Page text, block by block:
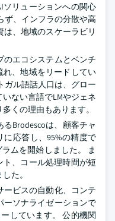
リューションへの関心
ず、インフラの分散や高
、地域のスケーラビリ
のエコシステムとベンチ
れ、地域をリードしてい
ガル語話人口は、グロー
ない言語でLMやジェネ
くの理由もあります。
Brodescoは、顧客チャ
に応答し、95%の精度で
ムを開始しました。 ま
、コール処理時間が短
た。
ービスの自動化、コンテ
ーソナライゼーションで
しています。 公的機関